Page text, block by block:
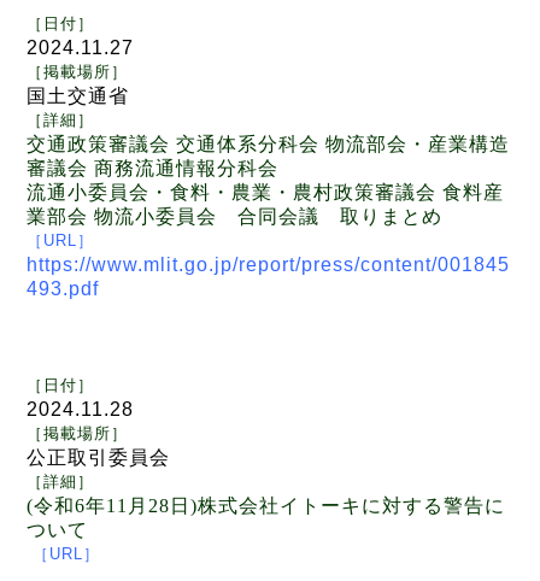
［日付 ］
2024.11.27
［ 掲載場所 ］
国土交通省
［ 詳細 ］
交通政策審議会 交通体系分科会 物流部会・産業構造
審議会 商務流通情報分科会
流通小委員会・食料・農業・農村政策審議会 食料産
業部会 物流小委員会 合同会議 取りまとめ
［ URL ］
https://www.mlit.go.jp/report/press/content/001845
493.pdf
［日付 ］
2024.11.28
［ 掲載場所 ］
公正取引委員会
［ 詳細 ］
(令和6年11月28日)株式会社イトーキに対する警告に
ついて
［ URL ］